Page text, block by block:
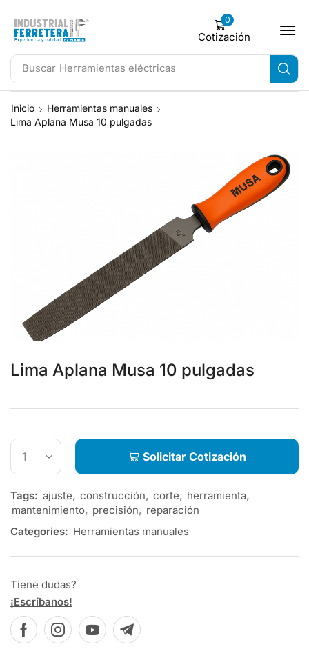
Buscar Herramientas eléctricas
0
Cotización
Inicio
Herramientas manuales
Lima Aplana Musa 10 pulgadas
Lima Aplana Musa 10 pulgadas
Solicitar Cotización
Tags: ajuste, construcción, corte, herramienta,
mantenimiento, precisión, reparación
Categories: Herramientas manuales
Tiene dudas?
¡Escríbanos!